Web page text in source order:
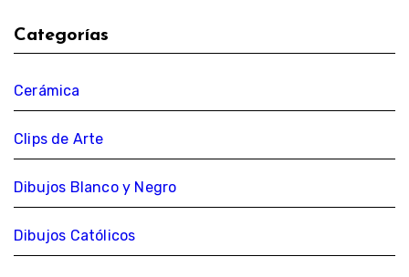
Categorías
Cerámica
Clips de Arte
Dibujos Blanco y Negro
Dibujos Católicos